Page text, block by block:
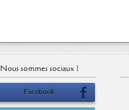
Nous sommes sociaux !
Facebook